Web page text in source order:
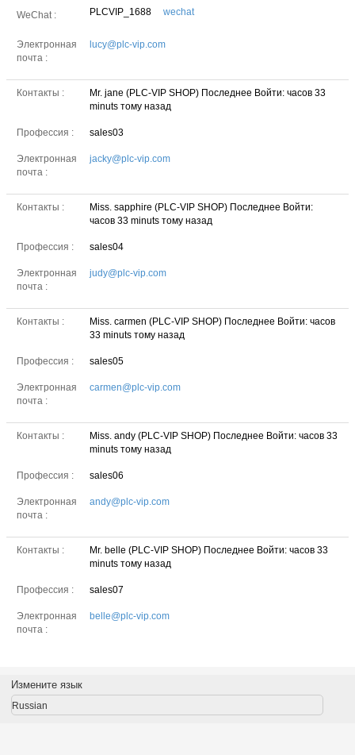
WeChat : PLCVIP_1688 wechat
Электронная
почта :
lucy@plc-vip.com
Контакты : Mr. jane (PLC-VIP SHOP) Последнее Войти: часов 33
minuts тому назад
Профессия : sales03
Электронная
почта :
jacky@plc-vip.com
Контакты : Miss. sapphire (PLC-VIP SHOP) Последнее Войти:
часов 33 minuts тому назад
Профессия : sales04
Электронная
почта :
judy@plc-vip.com
Контакты : Miss. carmen (PLC-VIP SHOP) Последнее Войти: часов
33 minuts тому назад
Профессия : sales05
Электронная
почта :
carmen@plc-vip.com
Контакты : Miss. andy (PLC-VIP SHOP) Последнее Войти: часов 33
minuts тому назад
Профессия : sales06
Электронная
почта :
andy@plc-vip.com
Контакты : Mr. belle (PLC-VIP SHOP) Последнее Войти: часов 33
minuts тому назад
Профессия : sales07
Электронная
почта :
belle@plc-vip.com
Измените язык
Russian